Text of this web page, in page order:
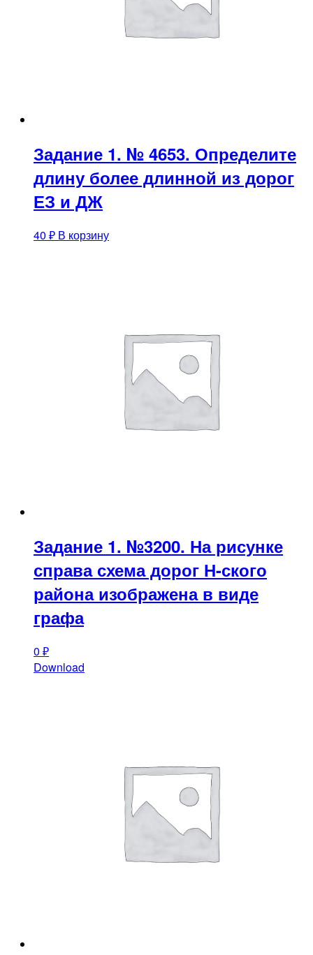
Задание 1. № 4653. Определите
длину более длинной из дорог
ЕЗ и ДЖ
40 ₽ В корзину
Задание 1. №3200. На рисунке
справа схема дорог Н-ского
района изображена в виде
графа
0 ₽
Download